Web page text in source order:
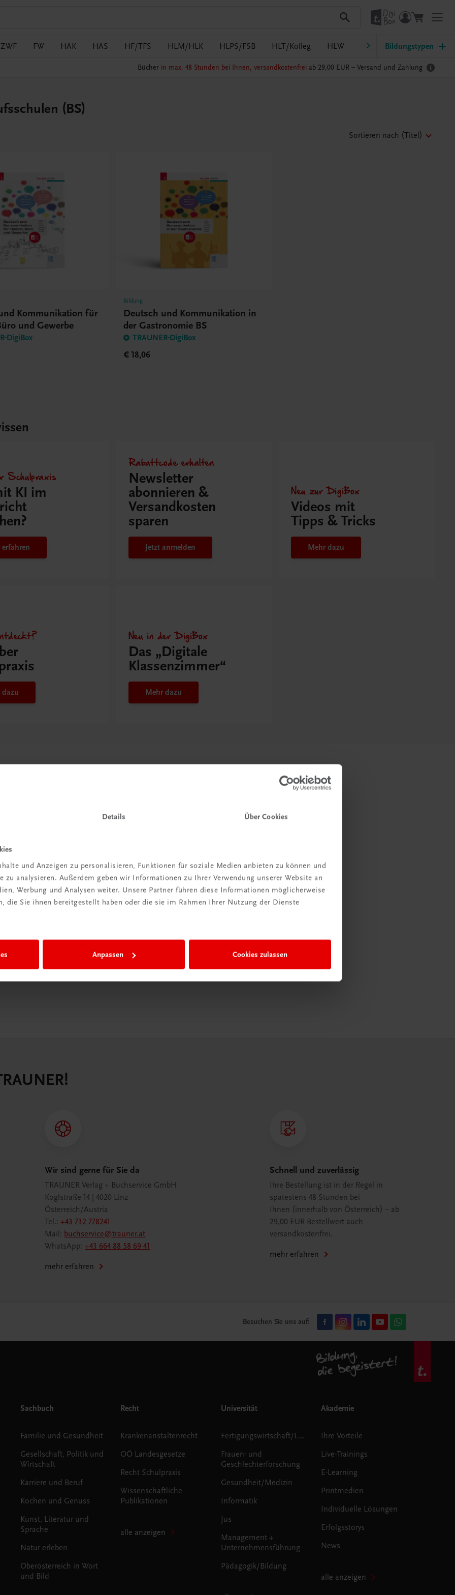
Details Über Cookies
und Anzeigen zu personalisieren, Funktionen für soziale Medien anbieten zu können und
zu analysieren. Außerdem geben wir Informationen zu Ihrer Verwendung unserer Website an
Werbung und Analysen weiter. Unsere Partner führen diese Informationen möglicherweise
die Sie ihnen bereitgestellt haben oder die sie im Rahmen Ihrer Nutzung der Dienste
Anpassen Cookies zulassen
FW HAK HAS HF/TFS HLM/HLK HLPS/FSB HLT/Kolleg HLW HTL/FS LW/LWBF
Bildungstypen
Bücher in max. 48 Stunden bei Ihnen, versandkostenfrei ab 29,00 EUR – Versand und Zahlung
(BS)
Sortieren nach (Titel)
Kommunikation für
und Gewerbe
DigiBox
Bildung
Deutsch und Kommunikation in
der Gastronomie BS
TRAUNER-DigiBox
€ 18,06
Schulpraxis
KI im
erfahren
Rabattcode erhalten
Newsletter
abonnieren &
Versandkosten
sparen
Jetzt anmelden
Neu zur DigiBox
Videos mit
Tipps & Tricks
Mehr dazu
dazu
Neu in der DigiBox
Das „Digitale
Klassenzimmer“
Mehr dazu
der
eine
Wir sind gerne für Sie da
TRAUNER Verlag + Buchservice GmbH
Köglstraße 14 | 4020 Linz
Österreich/Austria
Tel.:+43 732 778241
Mail: buchservice@trauner.at
WhatsApp:+43 664 88 58 69 41
mehr erfahren
Schnell und zuverlässig
Ihre Bestellung ist in der Regel in
spätestens 48 Stunden bei
Ihnen (innerhalb von Österreich) – ab
29,00 EUR Bestellwert auch
versandkostenfrei.
mehr erfahren
Besuchen Sie uns auf:
Sachbuch
Familie und Gesundheit
Gesellschaft, Politik und
Wirtschaft
Karriere und Beruf
Kochen und Genuss
Kunst, Literatur und
Sprache
Natur erleben
Oberösterreich in Wort
und Bild
Recht
Krankenanstaltenrecht
OÖ Landesgesetze
Recht Schulpraxis
Wissenschaftliche
Publikationen
alle anzeigen
Universität
Fertigungswirtschaft/Logistik
Frauen- und
Geschlechterforschung
Gesundheit/Medizin
Informatik
Jus
Management +
Unternehmensführung
Pädagogik/Bildung
Akademie
Ihre Vorteile
Live-Trainings
E-Learning
Printmedien
Individuelle Lösungen
Erfolgsstorys
News
alle anzeigen